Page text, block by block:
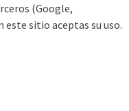
(Google,
este sitio aceptas su uso.